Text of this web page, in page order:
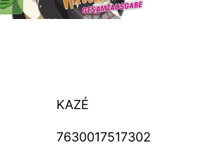
KAZÉ
7630017517302